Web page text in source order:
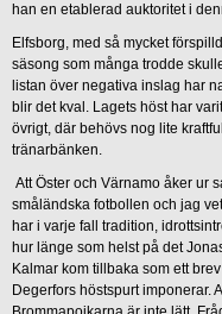
han en etablerad auktoritet i
Elfsborg, med så mycket
säsong som många trodde
listan över negativa inslag har
blir det kval. Lagets höst har
övrigt, där behövs nog lite
tränarbänken.
Att Öster och Värnamo åker ur
småländska fotbollen och jag
har i varje fall tradition,
hur länge som helst på det
Kalmar kom tillbaka som ett
Degerfors höstspurt imponerar.